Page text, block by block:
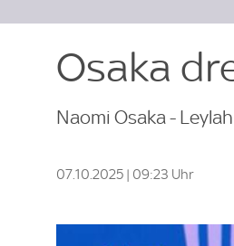
Osaka
Naomi Osaka -
07.10.2025 | 09:23 Uhr